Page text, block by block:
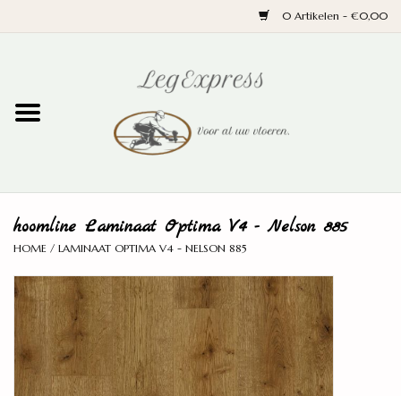
0 Artikelen - €0,00
Parket
Ondervloeren
Plinten
Wand en trap
hoomline Laminaat Optima V4 - Nelson 885
HOME / LAMINAAT OPTIMA V4 - NELSON 885